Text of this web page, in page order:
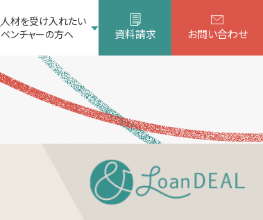
人材を受け入れたい
ベンチャーの方へ
資料請求 お問い合わせ